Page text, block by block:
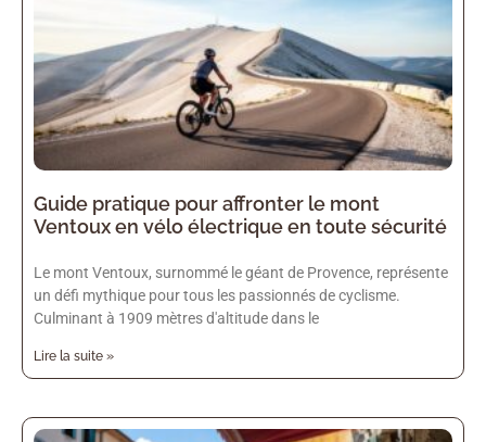
Guide pratique pour affronter le mont
Ventoux en vélo électrique en toute sécurité
Le mont Ventoux, surnommé le géant de Provence, représente
un défi mythique pour tous les passionnés de cyclisme.
Culminant à 1909 mètres d'altitude dans le
Lire la suite »